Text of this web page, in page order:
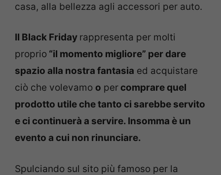
casa, alla bellezza agli accessori per auto.
Il Black Friday rappresenta per molti
proprio “il momento migliore” per dare
spazio alla nostra fantasia ed acquistare
ciò che volevamo o per comprare quel
prodotto utile che tanto ci sarebbe servito
e ci continuerà a servire. Insomma è un
evento a cui non rinunciare.
Spulciando sul sito più famoso per la